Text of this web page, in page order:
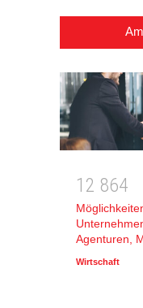
1 2 864
Agenturen,
Wirtschaft